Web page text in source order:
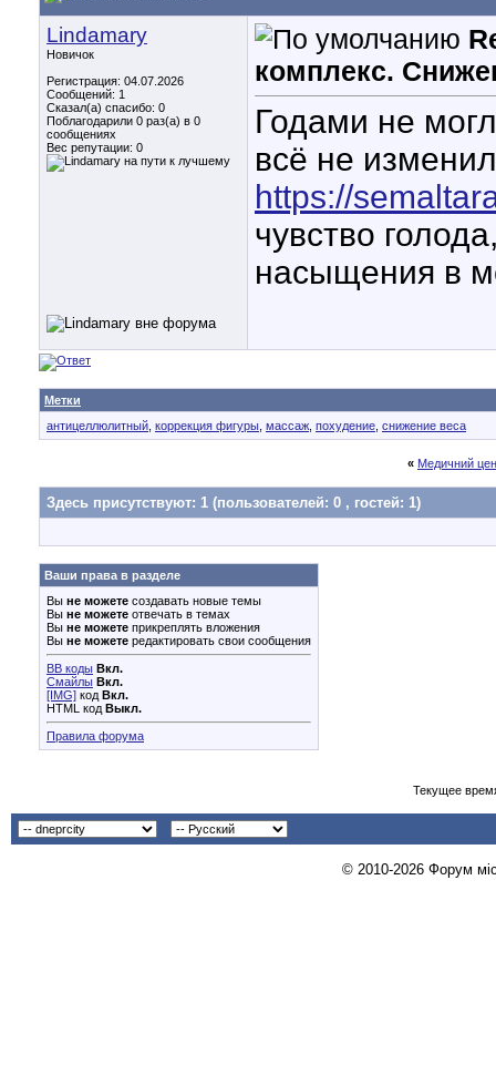
Lindamary
Новичок
Регистрация: 04.07.2026
Сообщений: 1
Сказал(а) спасибо: 0
Поблагодарили 0 раз(а) в 0
сообщениях
Вес репутации: 0
комплекс.
Годами не
всё не
https://
чувство
насыщения в
Метки
антицеллюлитный коррекция фигуры массаж похудение снижение веса
« Медичний
Здесь присутствуют: 1 (пользователей: 0 , гостей: 1)
Ваши права в разделе
Вы не можете создавать новые темы
Вы не можете отвечать в темах
Вы не можете прикреплять вложения
Вы не можете редактировать свои сообщения
BB коды Вкл.
Смайлы Вкл.
[IMG] код Вкл.
HTML код Выкл.
Правила форума
Текущее
© 2010-2026 Форум